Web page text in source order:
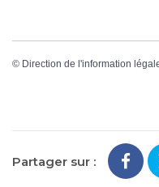
© Direction de l'information
Partager sur :